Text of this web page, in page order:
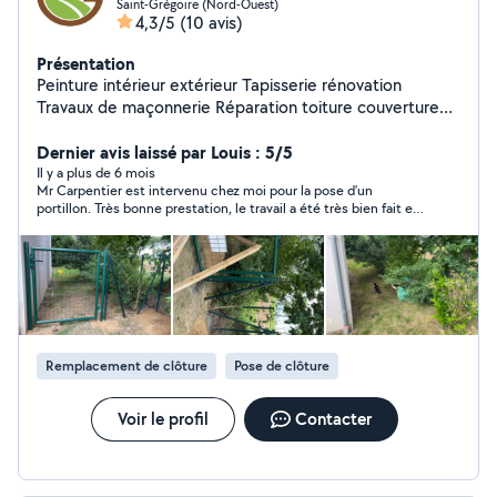
Saint-Grégoire (Nord-Ouest)
4,3/5 (10 avis)
Présentation
Peinture intérieur extérieur Tapisserie rénovation
Travaux de maçonnerie Réparation toiture couverture
Dernier avis laissé par Louis : 5/5
Il y a plus de 6 mois
Mr Carpentier est intervenu chez moi pour la pose d’un
portillon. Très bonne prestation, le travail a été très bien fait et
Remplacement de clôture Pose de clôture
Voir le profil Contacter